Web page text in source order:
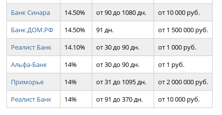
Банк Синара
14.50% от 90 до 1080 дн.
от 10 000 руб.
Банк ДОМ.РФ
14.50% 91 дн.
от 1 500 000 руб.
Реалист Банк
14.10% от 30 до 90 дн.
от 1 000 руб.
Альфа-Банк
14% от 30 до 90 дн.
от 1 руб.
Приморье
14% от 31 до 1095 дн.
от 2 000 000 руб.
Реалист Банк
14% от 91 до 370 дн. от 10 000 руб.